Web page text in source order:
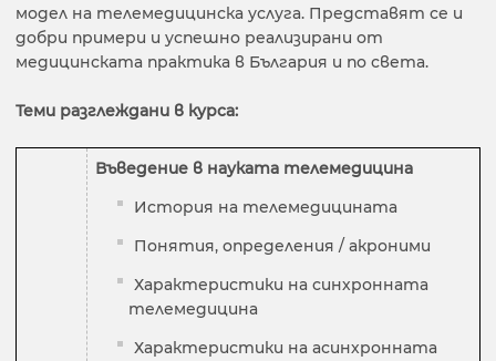
модел на телемедицинска услуга. Представят се и
добри примери и успешно реализирани от
медицинската практика в България и по света.
Теми разглеждани в курса:
Въведение в науката телемедицина
История на телемедицината
Понятия, определения / акроними
Характеристики на синхронната
телемедицина
Характеристики на асинхронната